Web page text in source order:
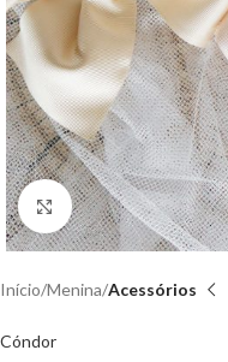
Clique para aumentar
Início Menina Acessórios
Cóndor